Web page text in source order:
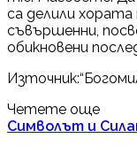
са делили
съвършенни,
обикновени
Четете още
Символът и